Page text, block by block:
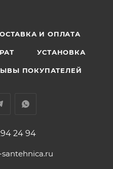
И ОПЛАТА
УСТАНОВКА
ПОКУПАТЕЛЕЙ
24 94
santehnica.ru